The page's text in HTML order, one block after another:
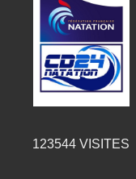
123544 VISITES